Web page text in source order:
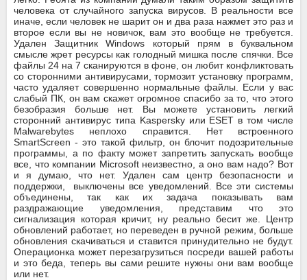
человека от случайного запуска вирусов. В реальности все
иначе, если человек не шарит он и два раза нажмет это раз и
второе если вы не новичок, вам это вообще не требуется.
Удален Защитник Windows который прям в буквальном
смысле жрет ресурсы как голодный мишка после спячки. Все
файлы 24 на 7 сканируются в фоне, он любит конфликтовать
со сторонними антивирусами, тормозит установку программ,
часто удаляет совершенно нормальные файлы. Если у вас
слабый ПК, он вам скажет огромное спасибо за то, что этого
безобразия больше нет. Вы можете установить легкий
сторонний антивирус типа Kaspersky или ESET в том числе
Malwarebytes неплохо справится. Нет встроенного
SmartScreen - это такой фильтр, он блочит подозрительные
программы, а по факту может запретить запускать вообще
все, что компании Microsoft неизвестно, а оно вам надо? Вот
и я думаю, что нет. Удален сам центр безопасности и
поддержки, выключены все уведомлений. Все эти системы
объединены, так как их задача показывать вам
раздражающие уведомления, представим что это
сигнализация которая кричит, ну реально бесит же. Центр
обновлений работает, но переведен в ручной режим, больше
обновления скачиваться и ставится принудительно не будут.
Операционка может перезагрузиться посреди вашей работы
и это беда, теперь вы сами решите нужны они вам вообще
или нет.